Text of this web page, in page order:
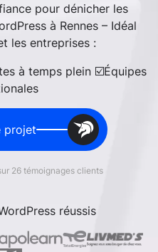
pour dénicher les
à Rennes – Idéal
les entreprises :
à temps plein ☑️Équipes
projet
26 témoignages clients
réussis